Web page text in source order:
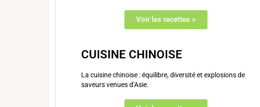
Voir les recettes >
CUISINE CHINOISE
La cuisine chinoise : équilibre, diversité et explosions de
saveurs venues d’Asie.